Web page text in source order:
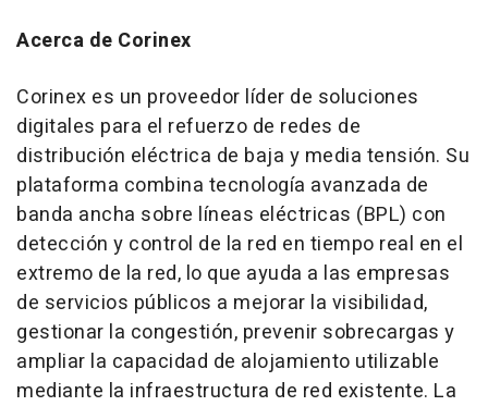
Acerca de Corinex
Corinex es un proveedor líder de soluciones
digitales para el refuerzo de redes de
distribución eléctrica de baja y media tensión. Su
plataforma combina tecnología avanzada de
banda ancha sobre líneas eléctricas (BPL) con
detección y control de la red en tiempo real en el
extremo de la red, lo que ayuda a las empresas
de servicios públicos a mejorar la visibilidad,
gestionar la congestión, prevenir sobrecargas y
ampliar la capacidad de alojamiento utilizable
mediante la infraestructura de red existente. La